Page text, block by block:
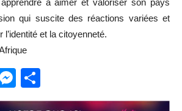
qui suscite des réactions variées et
l’identité et la citoyenneté.
WhatsApp
Messenger